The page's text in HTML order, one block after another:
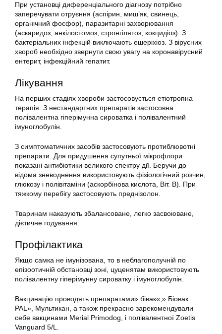
При установці диференціального діагнозу потрібно
заперечувати отруєння (аспірин, миш’як, свинець,
органічний фосфор), паразитарні захворювання
(аскаридоз, анкілостомоз, стронгілятоз, кокцидіоз). З
бактеріальних інфекцій виключають ешеріхіоз. З вірусних
хвороб необхідно звернути свою увагу на коронавірусний
ентерит, інфекційний гепатит.
Лікування
На перших стадіях хвороби застосовується етіотропна
терапія. З нестандартних препаратів застосовна
полівалентна гіперімунна сироватка і полівалентний
імуноглобулін.
З симптоматичних засобів застосовують протиблювотні
препарати. Для придушення супутньої мікрофлори
показані антибіотики великого спектру дії. Беручи до
відома зневоднення використовують фізіологічний розчин,
глюкозу і полівітаміни (аскорбінова кислота, Віт. В). При
тяжкому перебігу застосовують преднізолон.
Тваринам наказують збалансоване, легко засвоюване,
дієтичне годування.
Профілактика
Якщо самка не імунізована, то в неблагополучній по
епізоотичній обстановці зоні, цуценятам використовують
полівалентну гіперімунну сироватку і імуноглобулін.
Вакцинацію проводять препаратами» бівак«,» Біовак
PAL», Мультикан, а також прекрасно зарекомендували
себе вакцинами Merial Primodog, і полівалентної Zoetis
Vanguard 5/L.